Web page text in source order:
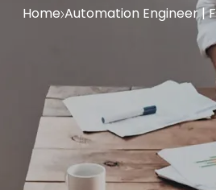
Home Automation Engineer |